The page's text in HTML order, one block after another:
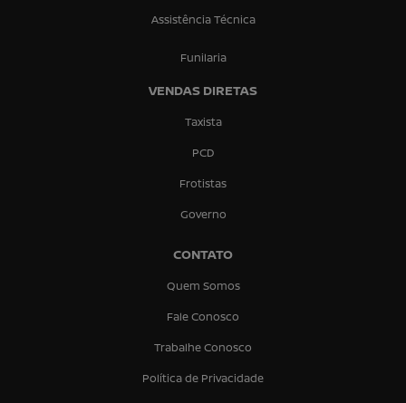
Assistência Técnica
Funilaria
VENDAS DIRETAS
Taxista
PCD
Frotistas
Governo
CONTATO
Quem Somos
Fale Conosco
Trabalhe Conosco
Política de Privacidade